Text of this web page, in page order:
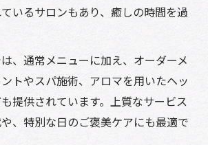
いるサロンもあり、癒しの時間を過
、通常メニューに加え、オーダーメ
トやスパ施術、アロマを用いたヘッ
提供されています。上質なサービス
、特別な日のご褒美ケアにも最適で